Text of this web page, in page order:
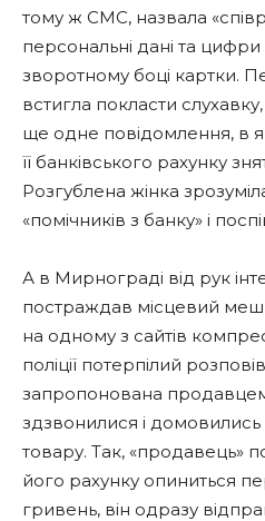
тому ж СМС, назвала
персональні дані та
зворотному боці картки.
встигла покласти
ще одне повідомлення, в
її банківського рахунку
Розгублена жінка
«помічників з банку» і
А в Мирнограді від рук
постраждав місцевий
на одному з сайтів
поліції потерпілий
запропонована продавцем
здзвонилися і
товару. Так, «продавець»
його рахунку опиниться
гривень, він одразу